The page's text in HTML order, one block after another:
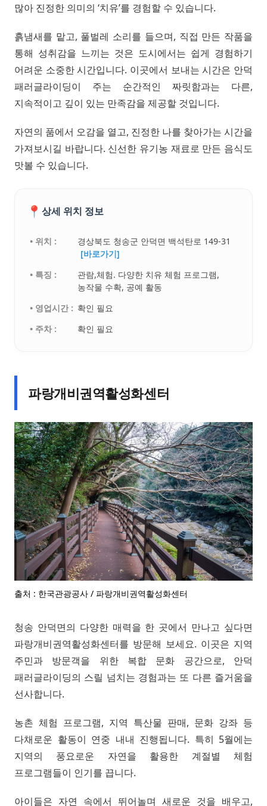
많아 진정한 의미의 ‘치유’를 경험할 수 있습니다.
흙냄새를 맡고, 풀벌레 소리를 들으며, 직접 만든 작품을
통해 성취감을 느끼는 것은 도시에서는 쉽게 경험하기
어려운 소중한 시간입니다. 이곳에서 보내는 시간은 안덕
패러글라이딩이 주는 순간적인 짜릿함과는 다른,
지속적이고 깊이 있는 만족감을 제공할 것입니다.
자연의 품에서 오감을 열고, 진정한 나를 찾아가는 시간을
가져보시길 바랍니다. 신선한 유기농 재료로 만든 음식도
맛볼 수 있습니다.
📍 상세 위치 정보
• 위치 :
경상북도 청송군 안덕면 백석탄로 149-31
[바로가기]
• 특징 :
관람,체험. 다양한 치유 체험 프로그램,
농작물 수확, 공예 활동
• 영업시간 : 확인 필요
• 주차 :
확인 필요
파랑개비권역활성화센터
출처 : 한국관광공사 / 파랑개비권역활성화센터
청송 안덕면의 다양한 매력을 한 곳에서 만나고 싶다면
파랑개비권역활성화센터를 방문해 보세요. 이곳은 지역
주민과 방문객을 위한 복합 문화 공간으로, 안덕
패러글라이딩의 스릴 넘치는 경험과는 또 다른 즐거움을
선사합니다.
농촌 체험 프로그램, 지역 특산물 판매, 문화 강좌 등
다채로운 활동이 연중 내내 진행됩니다. 특히 5월에는
지역의 풍요로운 자연을 활용한 계절별 체험
프로그램들이 인기를 끕니다.
아이들은 자연 속에서 뛰어놀며 새로운 것을 배우고,